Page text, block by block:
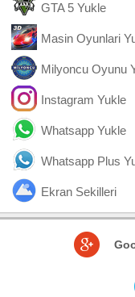
GTA 5 Yukle
Masin Oyunlari
Milyoncu Oyunu
Instagram Yukle
Whatsapp Yukle
Whatsapp Plus
Ekran Sekilleri